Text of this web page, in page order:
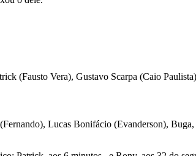
(Fausto Vera), Gustavo Scarpa (Caio
Lucas Bonifácio (Evanderson),